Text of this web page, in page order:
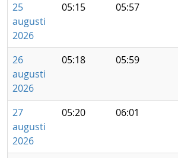
25
augusti
2026
05:15 05:57
26
augusti
2026
05:18 05:59
27
augusti
2026
05:20 06:01